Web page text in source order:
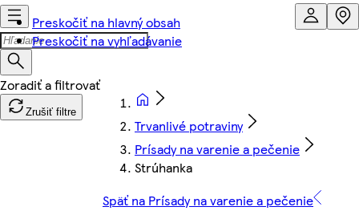
Preskočiť na hlavný obsah
Preskočiť na vyhľadávanie
Zrušiť filtre
Trvanlivé potraviny
Prísady na varenie a pečenie
Strúhanka
Späť na Prísady na varenie a pečenie